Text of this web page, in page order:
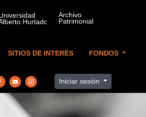
SITIOS DE INTERÉS FONDOS
Iniciar sesión